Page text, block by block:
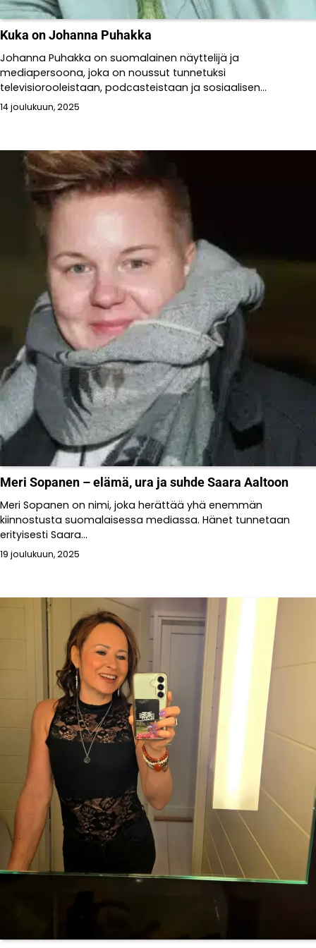
Kuka on Johanna Puhakka
Johanna Puhakka on suomalainen näyttelijä ja
mediapersoona, joka on noussut tunnetuksi
televisiorooleistaan, podcasteistaan ja sosiaalisen...
14 joulukuun, 2025
Meri Sopanen – elämä, ura ja suhde Saara Aaltoon
Meri Sopanen on nimi, joka herättää yhä enemmän
kiinnostusta suomalaisessa mediassa. Hänet tunnetaan
erityisesti Saara...
19 joulukuun, 2025